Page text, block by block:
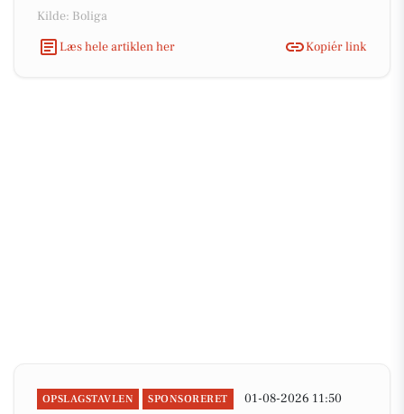
Kilde: Boliga
Læs hele artiklen her
Kopiér link
OPSLAGSTAVLEN SPONSORERET 01-08-2026 11:50